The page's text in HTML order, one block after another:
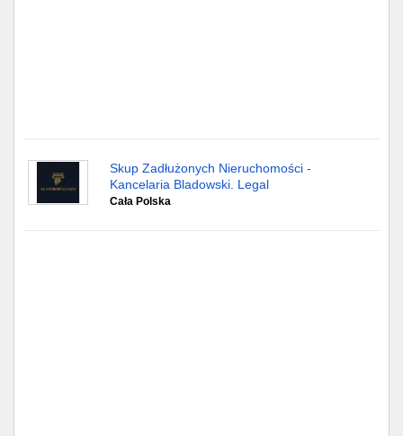
Skup Zadłużonych Nieruchomości -
Kancelaria Bladowski. Legal
Cała Polska
Częstochowa